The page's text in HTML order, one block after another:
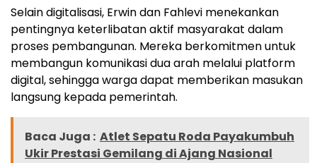
Selain digitalisasi, Erwin dan Fahlevi menekankan
pentingnya keterlibatan aktif masyarakat dalam
proses pembangunan. Mereka berkomitmen untuk
membangun komunikasi dua arah melalui platform
digital, sehingga warga dapat memberikan masukan
langsung kepada pemerintah.
Baca Juga : Atlet Sepatu Roda Payakumbuh
Ukir Prestasi Gemilang di Ajang Nasional